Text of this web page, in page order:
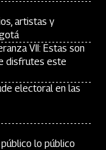
artistas y
VII: Estas son
disfrutes este
electoral en las
lo público